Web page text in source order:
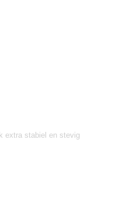
extra stabiel en stevig